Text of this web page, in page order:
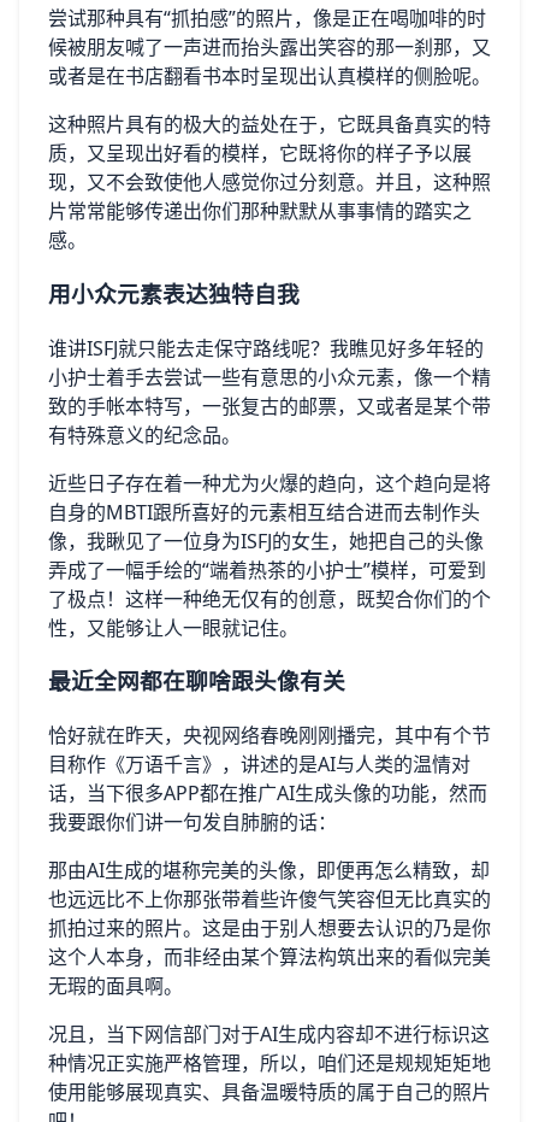
尝试那种具有“抓拍感”的照片，像是正在喝咖啡的时
候被朋友喊了一声进而抬头露出笑容的那一刹那，又
或者是在书店翻看书本时呈现出认真模样的侧脸呢。
这种照片具有的极大的益处在于，它既具备真实的特
质，又呈现出好看的模样，它既将你的样子予以展
现，又不会致使他人感觉你过分刻意。并且，这种照
片常常能够传递出你们那种默默从事事情的踏实之
感。
用小众元素表达独特自我
谁讲ISFJ就只能去走保守路线呢？我瞧见好多年轻的
小护士着手去尝试一些有意思的小众元素，像一个精
致的手帐本特写，一张复古的邮票，又或者是某个带
有特殊意义的纪念品。
近些日子存在着一种尤为火爆的趋向，这个趋向是将
自身的MBTI跟所喜好的元素相互结合进而去制作头
像，我瞅见了一位身为ISFJ的女生，她把自己的头像
弄成了一幅手绘的“端着热茶的小护士”模样，可爱到
了极点！这样一种绝无仅有的创意，既契合你们的个
性，又能够让人一眼就记住。
最近全网都在聊啥跟头像有关
恰好就在昨天，央视网络春晚刚刚播完，其中有个节
目称作《万语千言》，讲述的是AI与人类的温情对
话，当下很多APP都在推广AI生成头像的功能，然而
我要跟你们讲一句发自肺腑的话：
那由AI生成的堪称完美的头像，即便再怎么精致，却
也远远比不上你那张带着些许傻气笑容但无比真实的
抓拍过来的照片。这是由于别人想要去认识的乃是你
这个人本身，而非经由某个算法构筑出来的看似完美
无瑕的面具啊。
况且，当下网信部门对于AI生成内容却不进行标识这
种情况正实施严格管理，所以，咱们还是规规矩矩地
使用能够展现真实、具备温暖特质的属于自己的照片